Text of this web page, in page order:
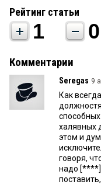
Рейтинг статьи
1 0
Комментарии
Seregas 9
Как
халявных
этом и
говоря,
надо [****]